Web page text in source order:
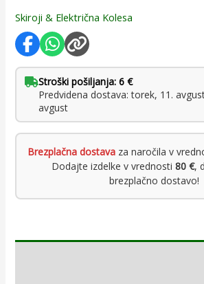
Skiroji & Električna Kolesa
Stroški pošiljanja: 6 €
Predvidena dostava: torek, 11.
avgust
Brezplačna dostavaza naročila v
Dodajte izdelke v vrednosti 80 €,
brezplačno dostavo!